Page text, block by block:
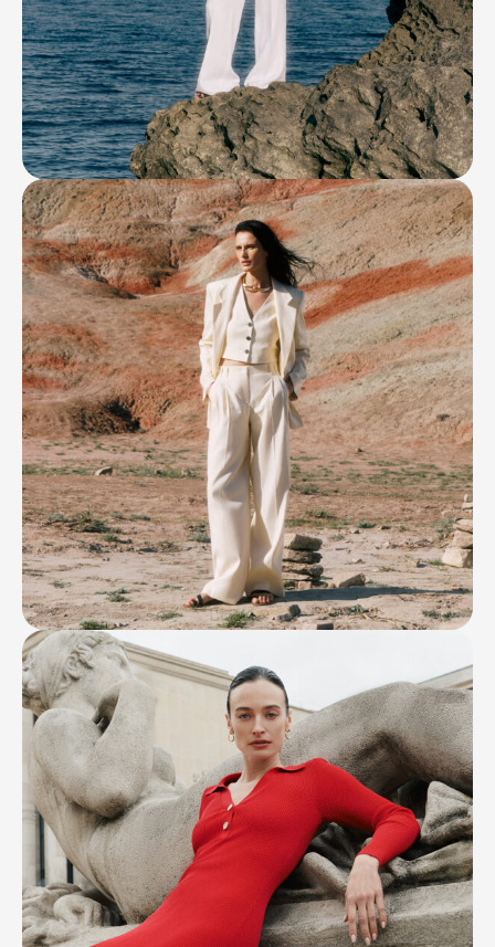
Атриум во
Вконтакте